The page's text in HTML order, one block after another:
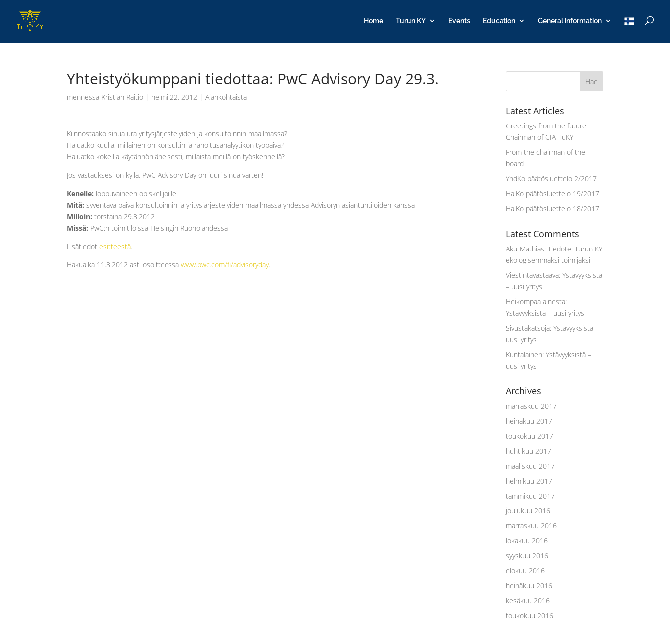
Home Turun KY Events Education General information
T
u
Yhteistyökumppani tiedottaa: PwC Advisory Day 29.3.
mennessä Kristian Raitio | helmi 22, 2012 |Ajankohtaista
Kiinnostaako sinua ura yritysjärjestelyiden ja konsultoinnin maailmassa?
Haluatko kuulla, millainen on konsultin ja rahoitusanalyytikon työpäivä?
Haluatko kokeilla käytännönläheisesti, millaista meillä on työskennellä?
Jos vastauksesi on kyllä, PwC Advisory Day on juuri sinua varten!
Kenelle: loppuvaiheen opiskelijoille
Mitä: syventävä päivä konsultoinnin ja yritysjärjestelyiden maailmassa yhdessä Advisoryn asiantuntijoiden kanssa
Milloin: torstaina 29.3.2012
Missä: PwC:n toimitiloissa Helsingin Ruoholahdessa
Lisätiedotesitteestä.
Hakuaika 11.3.2012 asti osoitteessawww.pwc.com/fi/advisoryday.
Latest Articles
Greetings from the future
Chairman of CIA-TuKY
From the chairman of the
board
YhdKo päätösluettelo 2/2017
HalKo päätösluettelo 19/2017
HalKo päätösluettelo 18/2017
Latest Comments
Aku-Mathias:Tiedote: Turun KY
ekologisemmaksi toimijaksi
Viestintävastaava:Ystävyyksistä
– uusi yritys
Heikompaa ainesta:
Ystävyyksistä – uusi yritys
Sivustakatsoja:Ystävyyksistä –
uusi yritys
Kuntalainen:Ystävyyksistä –
uusi yritys
Archives
marraskuu 2017
heinäkuu 2017
toukokuu 2017
huhtikuu 2017
maaliskuu 2017
helmikuu 2017
tammikuu 2017
joulukuu 2016
marraskuu 2016
lokakuu 2016
syyskuu 2016
elokuu 2016
heinäkuu 2016
kesäkuu 2016
toukokuu 2016